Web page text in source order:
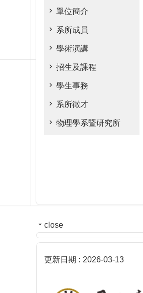
單位簡介
系所成員
學術演講
招生及課程
學生事務
系所徵才
物理學系暨研究所
close
更新日期 2026-03-13